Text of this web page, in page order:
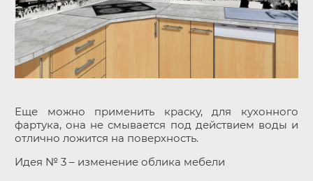
Еще можно применить краску, для кухонного
фартука, она не смывается под действием воды и
отлично ложится на поверхность.
Идея № 3 – изменение облика мебели